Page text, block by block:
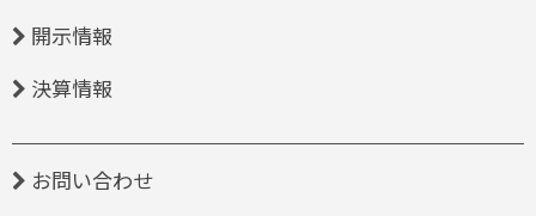
開示情報
決算情報
お問い合わせ